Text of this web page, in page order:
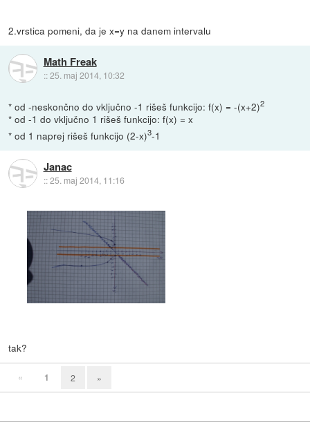
2.vrstica pomeni, da je x=y na danem intervalu
Math Freak
::25. maj 2014, 10:32
* od -neskončno do vključno -1 rišeš funkcijo: f(x) = -(x+2)2
* od -1 do vključno 1 rišeš funkcijo: f(x) = x
* od 1 naprej rišeš funkcijo (2-x)3-1
Janac
::25. maj 2014, 11:16
tak?
« 1 2 »